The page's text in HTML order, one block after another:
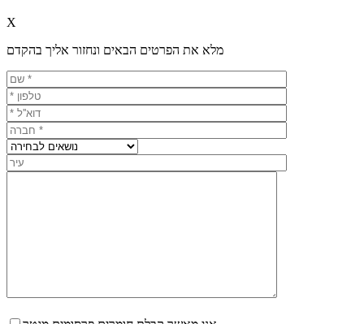
X
מלא את הפרטים הבאים ונחזור אליך בהקדם